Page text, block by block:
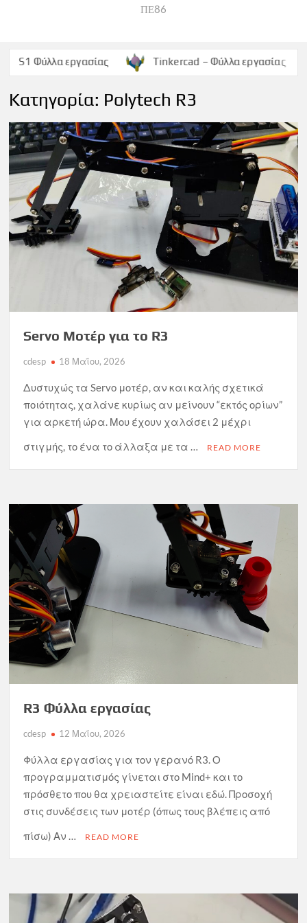
ΠΕ86
εργασίας Tinkercad – Φύλλα εργασίας
Κατηγορία: Polytech R3
Servo Μοτέρ για το R3
cdesp 18 Μαΐου, 2026
Δυστυχώς τα Servo μοτέρ, αν και καλής σχετικά
ποιότητας, χαλάνε κυρίως αν μείνουν “εκτός ορίων”
για αρκετή ώρα. Μου έχουν χαλάσει 2 μέχρι
στιγμής, το ένα το άλλαξα με τα …
READ MORE
R3 Φύλλα εργασίας
cdesp 12 Μαΐου, 2026
Φύλλα εργασίας για τον γερανό R3. Ο
προγραμματισμός γίνεται στο Mind+ και το
πρόσθετο που θα χρειαστείτε είναι εδώ. Προσοχή
στις συνδέσεις των μοτέρ (όπως τους βλέπεις από
πίσω) Αν …
READ MORE